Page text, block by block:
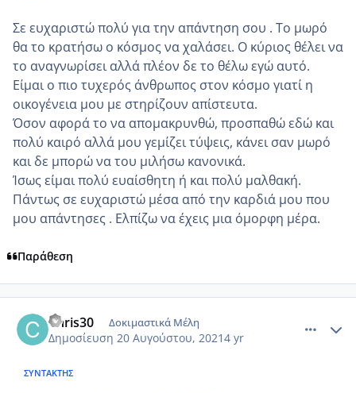
Σε ευχαριστώ πολύ για την απάντηση σου . Το μωρό
θα το κρατήσω ο κόσμος να χαλάσει. Ο κύριος θέλει να
το αναγνωρίσει αλλά πλέον δε το θέλω εγώ αυτό.
Είμαι ο πιο τυχερός άνθρωπος στον κόσμο γιατί η
οικογένεια μου με στηρίζουν απίστευτα.
Όσον αφορά το να απομακρυνθώ, προσπαθώ εδώ και
πολύ καιρό αλλά μου γεμίζει τύψεις, κάνει σαν μωρό
και δε μπορώ να του μιλήσω κανονικά.
Ίσως είμαι πολύ ευαίσθητη ή και πολύ μαλθακή.
Πάντως σε ευχαριστώ μέσα από την καρδιά μου που
μου απάντησες . Ελπίζω να έχεις μια όμορφη μέρα.
Παράθεση
Chris30 Δοκιμαστικά Μέλη
Δημοσίευση 20 Αυγούστου, 20214 yr
ΣΥΝΤΆΚΤΗΣ